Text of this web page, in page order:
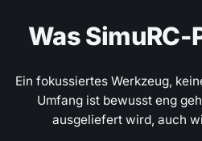
Was
Ein fokussiertes Werkzeug,
Umfang ist bewusst eng
ausgeliefert wird, auch